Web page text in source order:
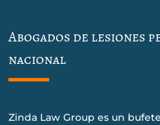
Abogados de lesiones
nacional
Zinda Law Group es un